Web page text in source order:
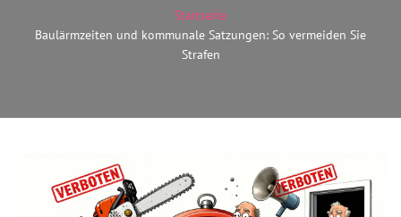
Startseite
Baulärmzeiten und kommunale Satzungen: So vermeiden Sie
Strafen